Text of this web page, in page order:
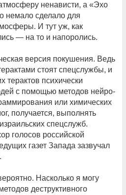
ненависти, а «Эхо
немало сделало для
И тут уж, как
— на то и напоролись.
версия покушения. Ведь
стоят спецслужбы, и
терактов психически
с помощью методов нейро-
или химических
получается, выполнять
спецслужб.
голосов российской
газет Запада зазвучал
Насколько я могу
деструктивного